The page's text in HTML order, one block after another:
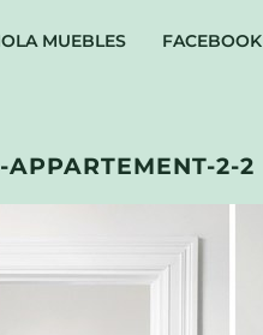
MUEBLES FACEBOOK
2-2